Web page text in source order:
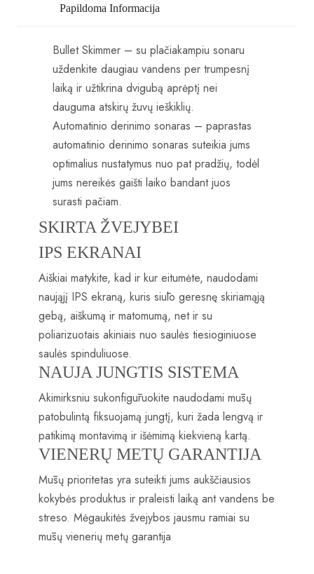
Papildoma Informacija
Bullet Skimmer – su plačiakampiu sonaru
uždenkite daugiau vandens per trumpesnį
laiką ir užtikrina dvigubą aprėptį nei
dauguma atskirų žuvų ieškiklių.
Automatinio derinimo sonaras – paprastas
automatinio derinimo sonaras suteikia jums
optimalius nustatymus nuo pat pradžių, todėl
jums nereikės gaišti laiko bandant juos
surasti pačiam.
SKIRTA ŽVEJYBEI
IPS EKRANAI
Aiškiai matykite, kad ir kur eitumėte, naudodami
naująjį IPS ekraną, kuris siūlo geresnę skiriamąją
gebą, aiškumą ir matomumą, net ir su
poliarizuotais akiniais nuo saulės tiesioginiuose
saulės spinduliuose.
NAUJA JUNGTIS SISTEMA
Akimirksniu sukonfigūruokite naudodami mūsų
patobulintą fiksuojamą jungtį, kuri žada lengvą ir
patikimą montavimą ir išėmimą kiekvieną kartą.
VIENERŲ METŲ GARANTIJA
Mūsų prioritetas yra suteikti jums aukščiausios
kokybės produktus ir praleisti laiką ant vandens be
streso. Mėgaukitės žvejybos jausmu ramiai su
mūsų vienerių metų garantija